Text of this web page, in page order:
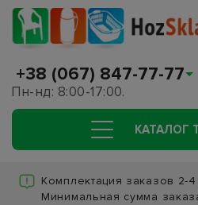
+38 (067) 847-77-77
Пн-нд: 8:00-17:00.
КАТАЛОГ
Комплектация заказов 2-
Минимальная сумма